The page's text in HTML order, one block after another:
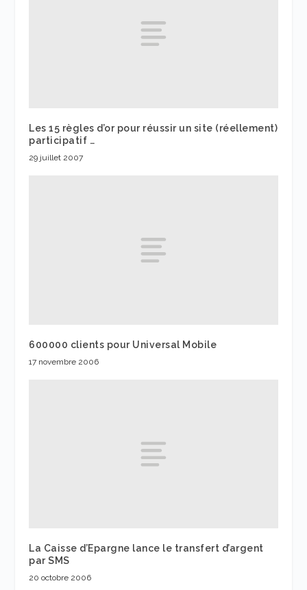
Les 15 règles d’or pour réussir un site (réellement)
participatif …
29 juillet 2007
600000 clients pour Universal Mobile
17 novembre 2006
La Caisse d’Epargne lance le transfert d’argent
par SMS
20 octobre 2006